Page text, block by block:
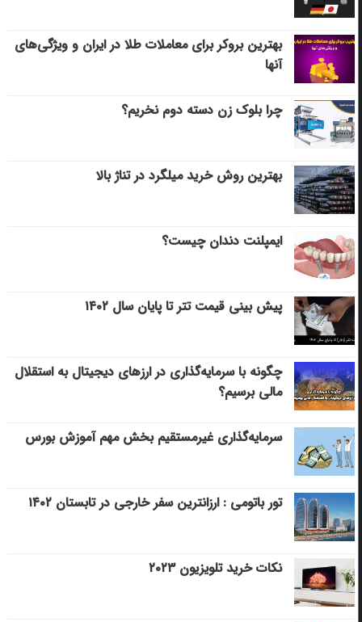
بهترین بروکر برای معاملات طلا در ایران و ویژگی‌های
آنها
چرا بلوک زن دسته دوم نخریم؟
بهترین روش خرید میلگرد در تناژ بالا
ایمپلنت دندان چیست؟
پیش بینی قیمت تتر تا پایان سال ۱۴۰۲
چگونه با سرمایه‌گذاری در ارزهای دیجیتال به استقلال
مالی برسیم؟
سرمایه‌گذاری غیرمستقیم بخش مهم آموزش بورس
تور باتومی : ارزانترین سفر خارجی در تابستان ۱۴۰۲
نکات خرید تلویزیون ۲۰۲۳